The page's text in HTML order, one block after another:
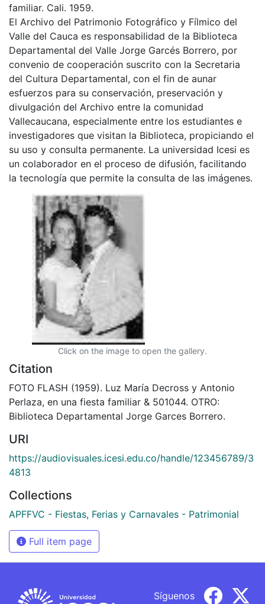
familiar. Cali. 1959.
El Archivo del Patrimonio Fotográfico y Fílmico del
Valle del Cauca es responsabilidad de la Biblioteca
Departamental del Valle Jorge Garcés Borrero, por
convenio de cooperación suscrito con la Secretaria
del Cultura Departamental, con el fin de aunar
esfuerzos para su conservación, preservación y
divulgación del Archivo entre la comunidad
Vallecaucana, especialmente entre los estudiantes e
investigadores que visitan la Biblioteca, propiciando el
su uso y consulta permanente. La universidad Icesi es
un colaborador en el proceso de difusión, facilitando
la tecnología que permite la consulta de las imágenes.
Click on the image to open the gallery.
Citation
FOTO FLASH (1959). Luz María Decross y Antonio
Perlaza, en una fiesta familiar & 501044. OTRO:
Biblioteca Departamental Jorge Garces Borrero.
URI
https://audiovisuales.icesi.edu.co/handle/123456789/3
4813
Collections
APFFVC - Fiestas, Ferias y Carnavales - Patrimonial
Full item page
Síguenos